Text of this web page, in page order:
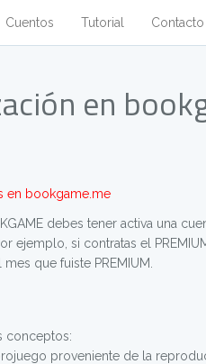
Cuentos Tutorial Contacto
en
en bookgame.me
debes tener activa una
ejemplo, si contratas el
que fuiste PREMIUM.
conceptos:
proveniente de la